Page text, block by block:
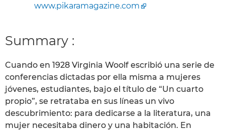
www.pikaramagazine.com
Summary :
Cuando en 1928 Virginia Woolf escribió una serie de
conferencias dictadas por ella misma a mujeres
jóvenes, estudiantes, bajo el título de “Un cuarto
propio”, se retrataba en sus líneas un vivo
descubrimiento: para dedicarse a la literatura, una
mujer necesitaba dinero y una habitación. En